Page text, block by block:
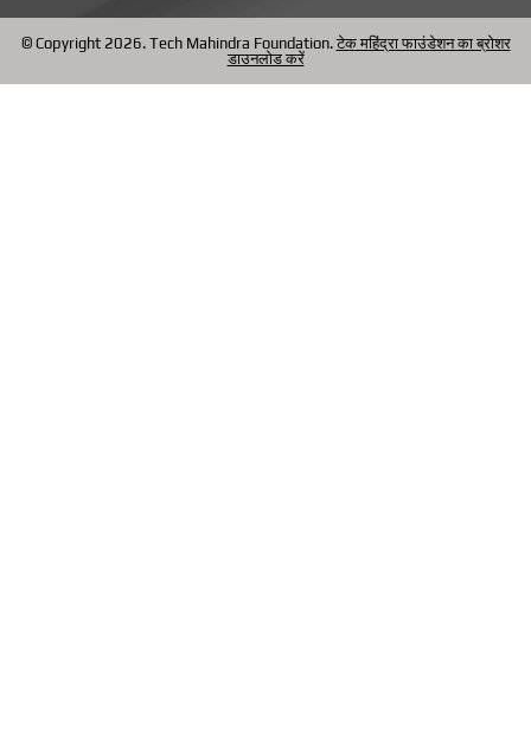
i
n
r
a
m
© Copyright 2026. Tech Mahindra Foundation. टेक महिंद्रा फाउंडेशन का ब्रोशर
डाउनलोड करें